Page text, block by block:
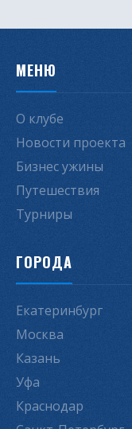
МЕНЮ
О клубе
Новости проекта
Бизнес ужины
Путешествия
Турниры
ГОРОДА
Екатеринбург
Москва
Казань
Уфа
Краснодар